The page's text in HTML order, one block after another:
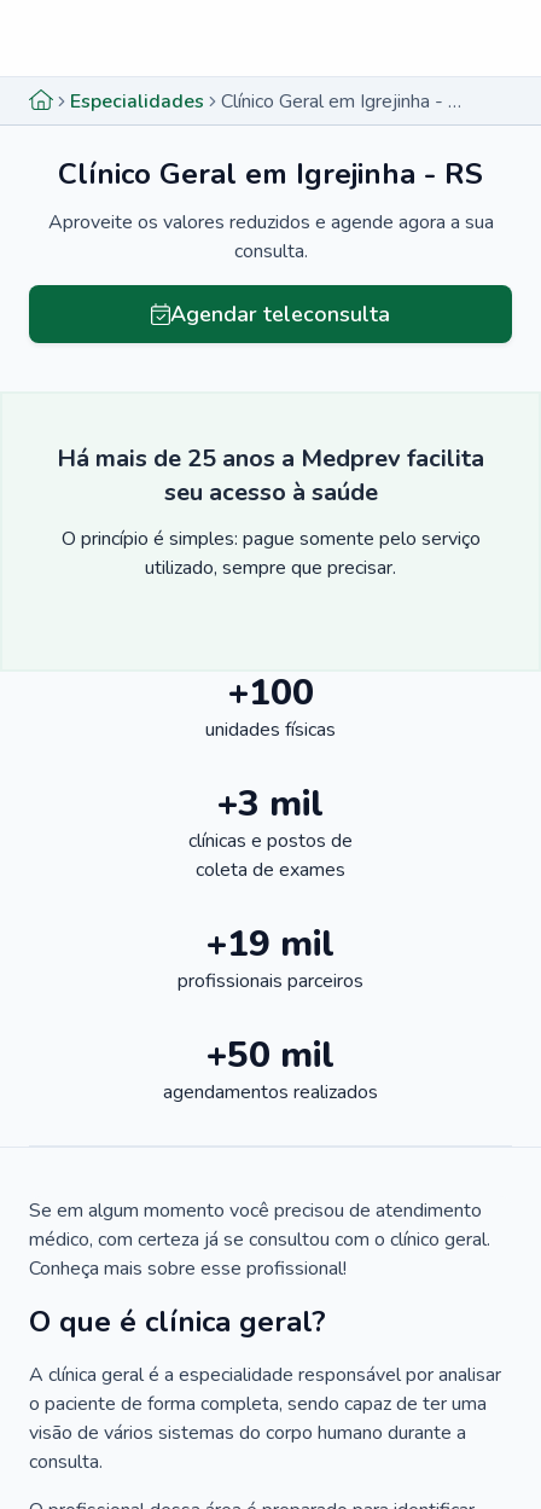
Especialidades Clínico Geral em Igrejinha - RS
Clínico Geral em Igrejinha - RS
Aproveite os valores reduzidos e agende agora a sua
consulta.
Agendar teleconsulta
Há mais de 25 anos a Medprev facilita
seu acesso à saúde
O princípio é simples: pague somente pelo serviço
utilizado, sempre que precisar.
+100
unidades físicas
+3 mil
clínicas e postos de
coleta de exames
+19 mil
profissionais parceiros
+50 mil
agendamentos realizados
Se em algum momento você precisou de atendimento
médico, com certeza já se consultou com o clínico geral.
Conheça mais sobre esse profissional!
O que é clínica geral?
A clínica geral é a especialidade responsável por analisar
o paciente de forma completa, sendo capaz de ter uma
visão de vários sistemas do corpo humano durante a
consulta.